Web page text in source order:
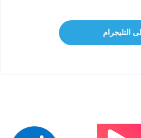
التليجرام